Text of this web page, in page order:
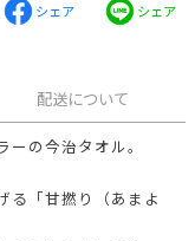
シェア シェア
配送について
の今治タオル。
る「甘撚り（あまよ